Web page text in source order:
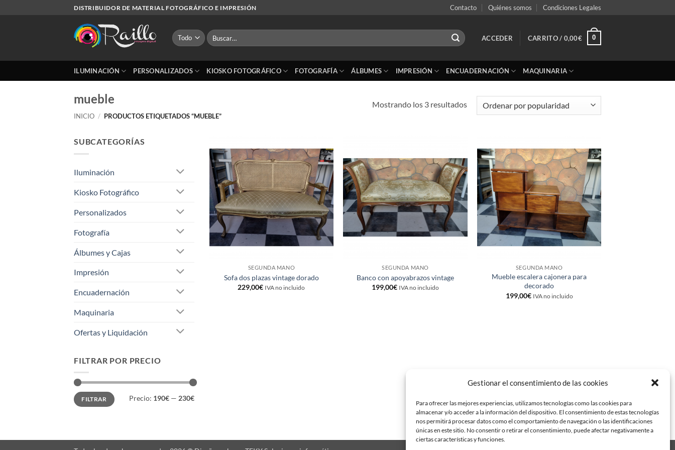
Gestionar el consentimiento de las cookies
Para ofrecer las mejores experiencias, utilizamos tecnologías como las cookies para
almacenar y/o acceder a la información del dispositivo. El consentimiento de estas tecnologías
nos permitirá procesar datos como el comportamiento de navegación o las identificaciones
únicas en este sitio. No consentir o retirar el consentimiento, puede afectar negativamente a
ciertas características y funciones.
DISTRIBUIDOR DE MATERIAL FOTOGRÁFICO E IMPRESIÓN Contacto Quiénes somos Condiciones Legales
Buscar
por:
ACCEDER CARRITO / 0,00€ 0
ILUMINACIÓN PERSONALIZADOS KIOSKO FOTOGRÁFICO FOTOGRAFÍA ÁLBUMES IMPRESIÓN ENCUADERNACIÓN MAQUINARIA
mueble
INICIO / PRODUCTOS ETIQUETADOS “MUEBLE”
Mostrando los 3 resultadosOrdenado
por
SUBCATEGORÍAS
Iluminación
Kiosko Fotográfico
Personalizados
Fotografía
Álbumes y Cajas
Impresión
Encuadernación
Maquinaria
Ofertas y Liquidación
FILTRAR POR PRECIO
Precio
mínimo
Precio
máximo
FILTRAR Precio: 190€ — 230€
Añadir
a la
lista de
deseos
SEGUNDA MANO
Sofa dos plazas vintage dorado
229,00€ IVA no incluido
Añadir
a la
lista de
deseos
SEGUNDA MANO
Banco con apoyabrazos vintage
199,00€ IVA no incluido
Añadir
a la
lista de
deseos
SEGUNDA MANO
Mueble escalera cajonera para
decorado
199,00€ IVA no incluido